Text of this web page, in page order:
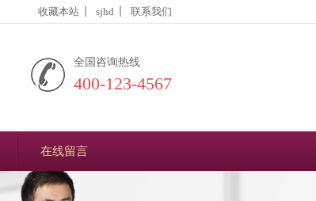
收藏本站 sjhd 联系我们
全国咨询热线
400-123-4567
在线留言